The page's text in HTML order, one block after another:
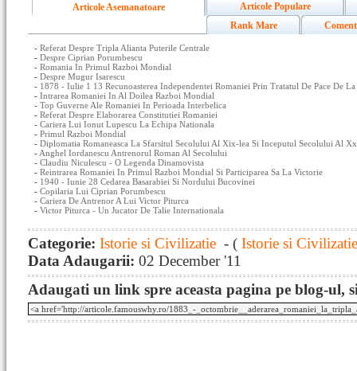
Articole Asemanatoare
Articole Populare
Rank Mare
- Referat Despre Tripla Alianta Puterile Centrale
- Despre Ciprian Porumbescu
- Romania In Primul Razboi Mondial
- Despre Mugur Isarescu
- 1878 - Iulie 1 13 Recunoasterea Independentei Romaniei Prin Tratatul De Pace De
- Intrarea Romaniei In Al Doilea Razboi Mondial
- Top Guverne Ale Romaniei In Perioada Interbelica
- Referat Despre Elaborarea Constitutiei Romaniei
- Cariera Lui Ionut Lupescu La Echipa Nationala
- Primul Razboi Mondial
- Diplomatia Romaneasca La Sfarsitul Secolului Al Xix-lea Si Inceputul Secolului Al
- Anghel Iordanescu Antrenorul Roman Al Secolului
- Claudiu Niculescu - O Legenda Dinamovista
- Reintrarea Romaniei In Primul Razboi Mondial Si Participarea Sa La Victorie
- 1940 - Iunie 28 Cedarea Basarabiei Si Nordului Bucovinei
- Copilaria Lui Ciprian Porumbescu
- Cariera De Antrenor A Lui Victor Piturca
- Victor Piturca - Un Jucator De Talie Internationala
Categorie: Istorie si Civilizatie - ( Istorie si
Data Adaugarii: 02 December '11
Adaugati un link spre aceasta pagina pe blog-ul,